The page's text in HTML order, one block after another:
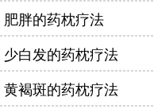
肥胖的药枕疗法
少白发的药枕疗法
黄褐斑的药枕疗法